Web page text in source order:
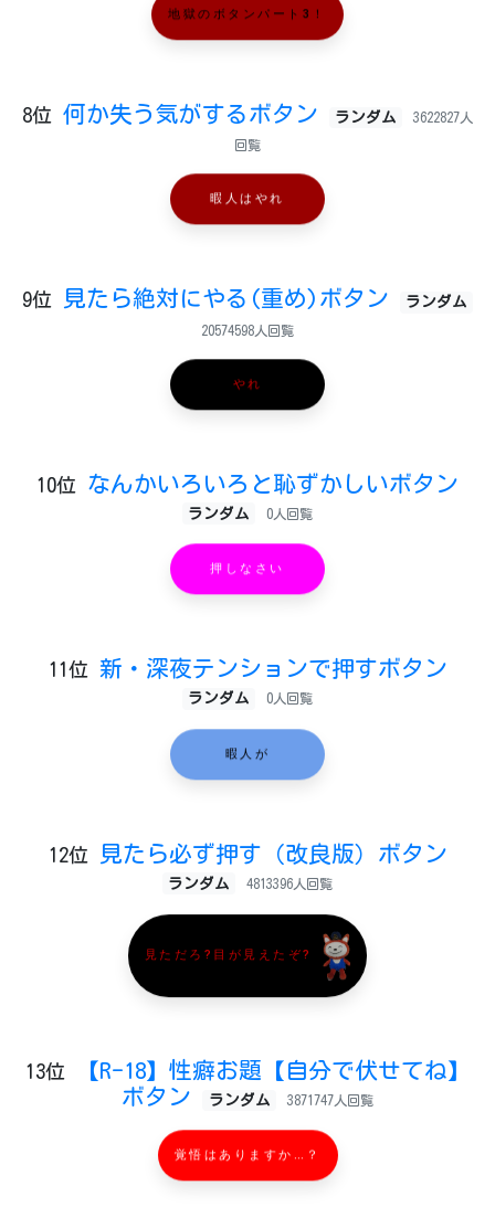
地獄のボタンパート3！
8位 何か失う気がするボタン ランダム 3622827人
回覧
暇人はやれ
9位 見たら絶対にやる(重め)ボタン ランダム
20574598人回覧
やれ
10位 なんかいろいろと恥ずかしいボタン
ランダム 0人回覧
押しなさい
11位 新・深夜テンションで押すボタン
ランダム 0人回覧
暇人が
12位 見たら必ず押す（改良版）ボタン
ランダム 4813396人回覧
見ただろ?目が見えたぞ?
13位
【R-18】性癖お題【自分で伏せてね】
ボタン
ランダム 3871747人回覧
覚悟はありますか…？